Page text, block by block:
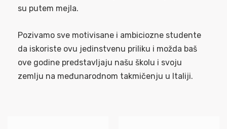
su putem mejla.
Pozivamo sve motivisane i ambiciozne studente
da iskoriste ovu jedinstvenu priliku i možda baš
ove godine predstavljaju našu školu i svoju
zemlju na međunarodnom takmičenju u Italiji.